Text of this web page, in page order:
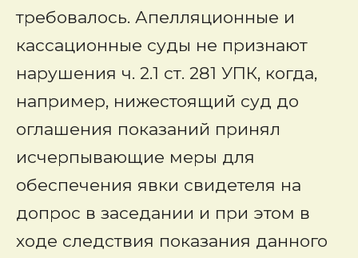
требовалось. Апелляционные и
кассационные суды не признают
нарушения ч. 2.1 ст. 281 УПК, когда,
например, нижестоящий суд до
оглашения показаний принял
исчерпывающие меры для
обеспечения явки свидетеля на
допрос в заседании и при этом в
ходе следствия показания данного